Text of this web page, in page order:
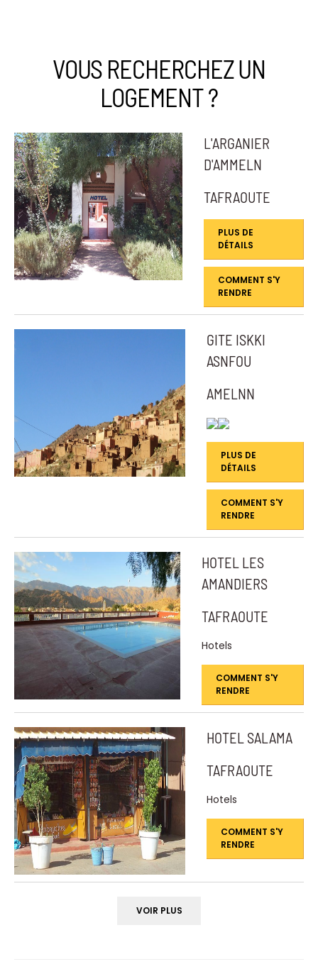
VOUS RECHERCHEZ UN
LOGEMENT ?
L'ARGANIER
D'AMMELN
TAFRAOUTE
PLUS DE
DÉTAILS
COMMENT S'Y
RENDRE
GITE ISKKI
ASNFOU
AMELNN
PLUS DE
DÉTAILS
COMMENT S'Y
RENDRE
HOTEL LES
AMANDIERS
TAFRAOUTE
Hotels
COMMENT S'Y
RENDRE
HOTEL SALAMA
TAFRAOUTE
Hotels
COMMENT S'Y
RENDRE
VOIR PLUS